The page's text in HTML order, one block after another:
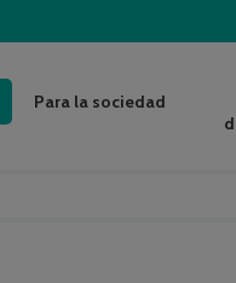
Para la sociedad